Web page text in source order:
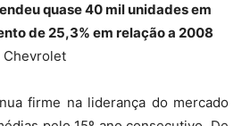
quase 40 mil unidades em
de 25,3% em relação a 2008
Chevrolet
firme na liderança do mercado